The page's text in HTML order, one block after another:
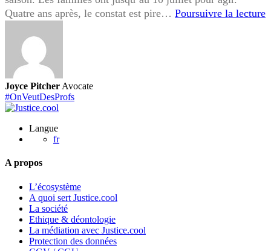
Quatre ans après, le constat est pire… Poursuivre la lecture
Joyce Pitcher Avocate
#OnVeutDesProfs
Langue
fr
A propos
L’écosystème
A quoi sert Justice.cool
La société
Ethique & déontologie
La médiation avec Justice.cool
Protection des données